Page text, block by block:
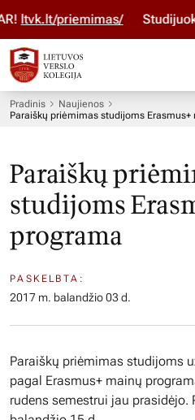
ltvk.lt/priemimas/ Studijuok
Pradinis
Naujienos
Paraiškų priėmimas studijoms Erasmus+
Paraiškų
studijoms
programa
PASKELBTA:
2017 m. balandžio 03 d.
Paraiškų priėmimas studijoms
pagal Erasmus+ mainų
rudens semestrui jau